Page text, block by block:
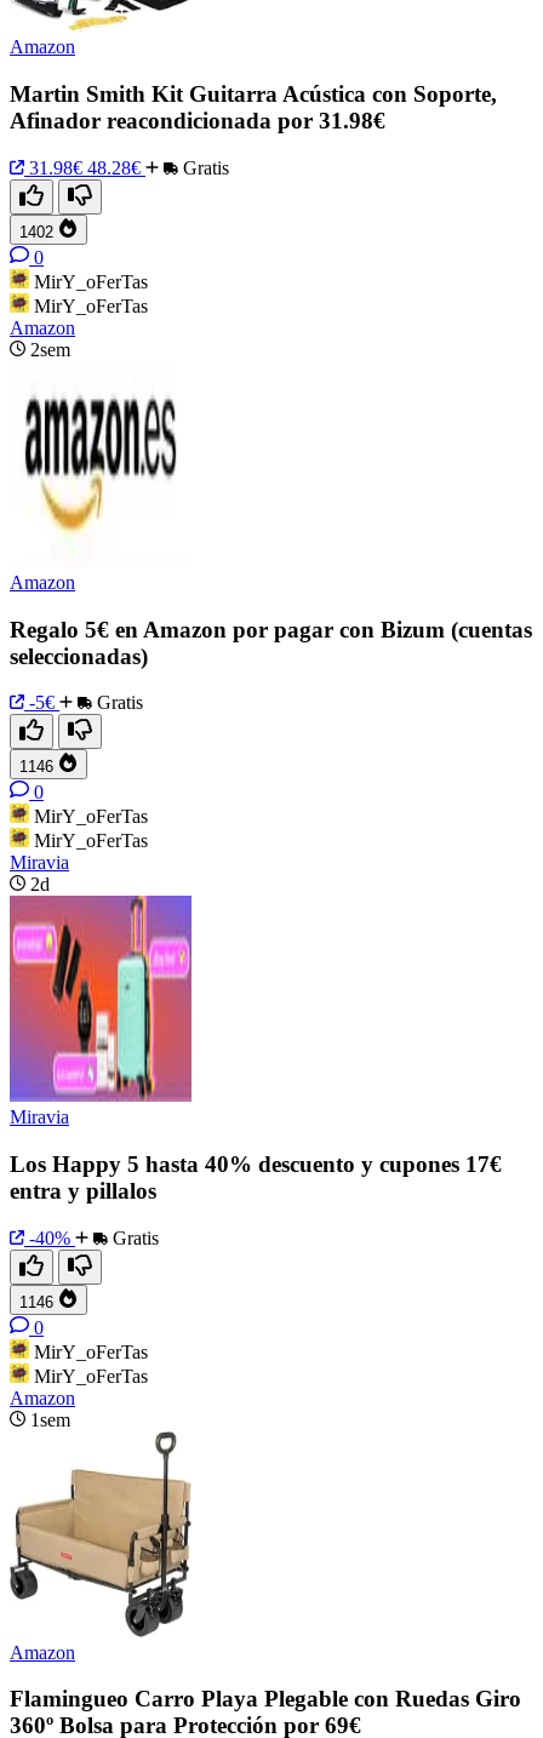
Amazon
Martin Smith Kit Guitarra Acústica con Soporte,
Afinador reacondicionada por 31.98€
31.98€ 48.28€ Gratis
1402
0
MirY_oFerTas
MirY_oFerTas
Amazon
2sem
Amazon
Regalo 5€ en Amazon por pagar con Bizum (cuentas
seleccionadas)
-5€ Gratis
1146
0
MirY_oFerTas
MirY_oFerTas
Miravia
2d
Miravia
Los Happy 5 hasta 40% descuento y cupones 17€
entra y pillalos
-40% Gratis
1146
0
MirY_oFerTas
MirY_oFerTas
Amazon
1sem
Amazon
Flamingueo Carro Playa Plegable con Ruedas Giro
360º Bolsa para Protección por 69€